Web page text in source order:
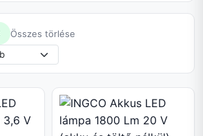
Összes törlése